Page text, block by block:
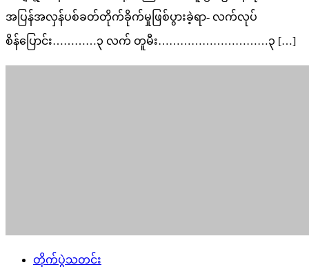
အပြန်အလှန်ပစ်ခတ်တိုက်ခိုက်မှုဖြစ်ပွားခဲ့ရာ- လက်လုပ်
စိန်ပြောင်း…………၃ လက် တူမီး…………………………၃ […]
တိုက်ပွဲသတင်း